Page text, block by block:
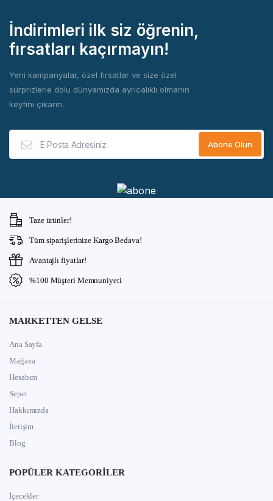
İndirimleri ilk siz öğrenin,
fırsatları kaçırmayın!
Yeni kampanyalar, özel fırsatlar ve size özel
sürprizlerle dolu dünyamızda ayrıcalıklı olmanın
keyfini çıkarın.
Taze ürünler!
Tüm siparişlerinize Kargo Bedava!
Avantajlı fiyatlar!
%100 Müşteri Memnuniyeti
MARKETTEN GELSE
Ana Sayfa
Mağaza
Hesabım
Sepet
Hakkımızda
İletişim
Blog
POPÜLER KATEGORILER
İçecekler